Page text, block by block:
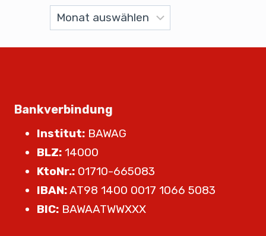
Bankverbindung
Institut: BAWAG
BLZ: 14000
KtoNr.: 01710-665083
IBAN:AT98 1400 0017 1066 5083
BIC: BAWAATWWXXX